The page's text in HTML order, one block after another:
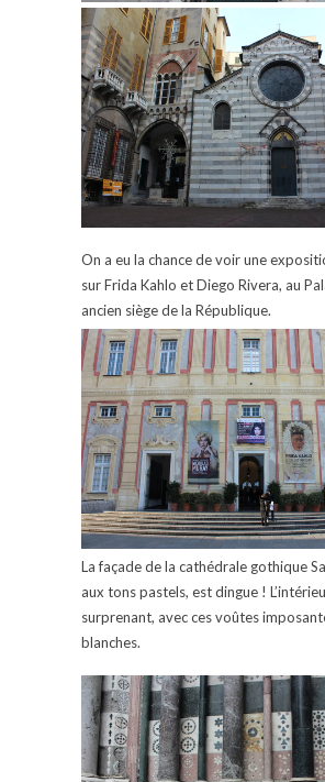
On a eu la chance de voir une
sur Frida Kahlo et Diego Rivera, au
ancien siège de la République.
La façade de la cathédrale gothique
aux tons pastels, est dingue !
surprenant, avec ces voûtes
blanches.